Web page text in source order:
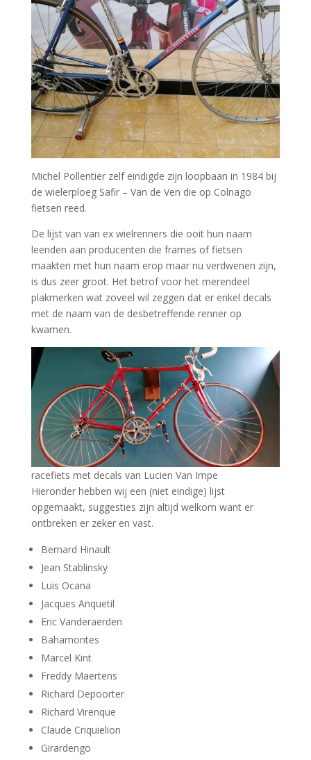
Michel Pollentier zelf eindigde zijn loopbaan in 1984 bij
de wielerploeg Safir – Van de Ven die op Colnago
fietsen reed.
De lijst van van ex wielrenners die ooit hun naam
leenden aan producenten die frames of fietsen
maakten met hun naam erop maar nu verdwenen zijn,
is dus zeer groot. Het betrof voor het merendeel
plakmerken wat zoveel wil zeggen dat er enkel decals
met de naam van de desbetreffende renner op
kwamen.
racefiets met decals van Lucien Van Impe
Hieronder hebben wij een (niet eindige) lijst
opgemaakt, suggesties zijn altijd welkom want er
ontbreken er zeker en vast.
Bernard Hinault
Jean Stablinsky
Luis Ocana
Jacques Anquetil
Eric Vanderaerden
Bahamontes
Marcel Kint
Freddy Maertens
Richard Depoorter
Richard Virenque
Claude Criquielion
Girardengo